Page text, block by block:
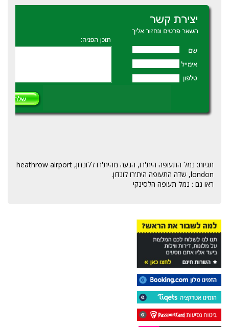
תגיות: נמל התעופה הית'רו, הגעה מהית'רו ללונדון, heathrow airport
london, שדה התעופה הית'רו לונדון.
ראו גם : נמל תעופה הלסינקי